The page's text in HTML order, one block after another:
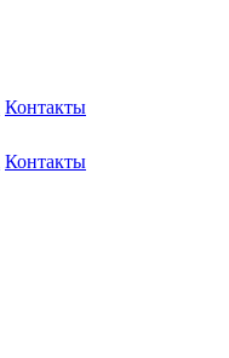
Контакты
Контакты